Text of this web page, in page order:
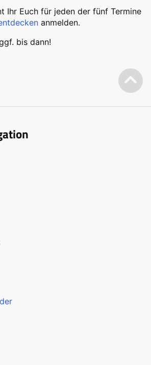
Ihr Euch für jeden der fünf Termine
anmelden.
bis dann!